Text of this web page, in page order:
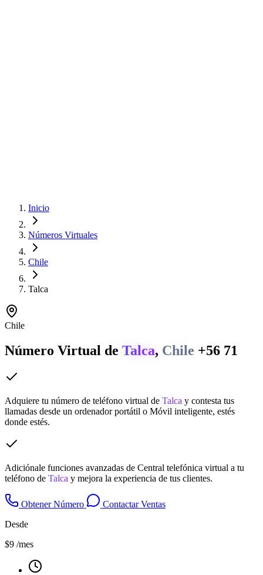
Inicio
Números Virtuales
Chile
Talca
Chile
Número Virtual de Talca, Chile +56 71
Adquiere tu número de teléfono virtual de Talca y contesta tus
llamadas desde un ordenador portátil o Móvil inteligente, estés
donde estés.
Adiciónale funciones avanzadas de Central telefónica virtual a tu
teléfono de Talca y mejora la experiencia de tus clientes.
Obtener Número
Contactar Ventas
Desde
$9 /mes